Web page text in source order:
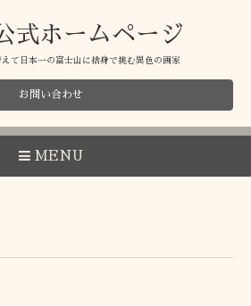
式ホームページ
えて日本一の富士山に捨身で挑む異色の画家
お問い合わせ
MENU